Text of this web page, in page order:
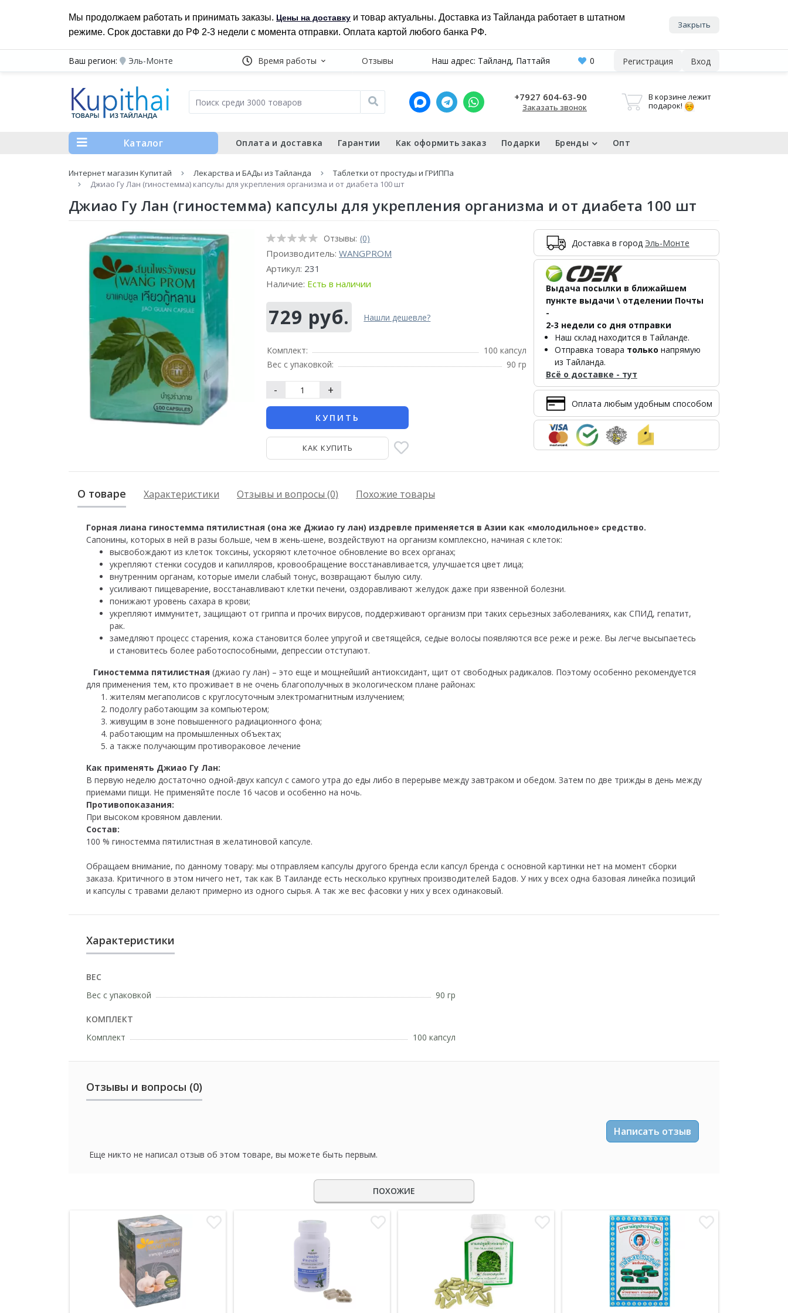
Мы продолжаем работать и принимать заказы. Цены на доставку и товар актуальны. Доставка из Тайланда работает в штатном
режиме. Срок доставки до РФ 2-3 недели с момента отправки. Оплата картой любого банка РФ.
Закрыть
Ваш регион: Эль-Монте Время работы Отзывы Наш адрес: Тайланд, Паттайя 0 Регистрация Вход
+7927 604-63-90
Заказать звонок
В корзине лежит
подарок!
Каталог Оплата и доставка Гарантии Как оформить заказ Подарки Бренды Опт
Интернет магазин Купитай Лекарства и БАДы из Тайланда
Таблетки от простуды и ГРИППа
Джиао Гу Лан (гиностемма) капсулы для укрепления организма и от диабета 100 шт
Джиао Гу Лан (гиностемма) капсулы для укрепления организма и от диабета 100 шт
Отзывы: (0)
Производитель:WANGPROM
Артикул: 231
Наличие: Есть в наличии
729 руб. Нашли дешевле?
Комплект:
100 капсул
Вес с упаковкой:
90 гр
- +
КУПИТЬ
КАК КУПИТЬ
Доставка в город Эль-Монте
Выдача посылки в ближайшем
пункте выдачи \ отделении Почты
-
2-3 недели со дня отправки
Наш склад находится в Тайланде.
Отправка товара только напрямую
из Тайланда.
Всё о доставке - тут
Оплата любым удобным способом
О товаре Характеристики Отзывы и вопросы (0) Похожие товары
Горная лиана гиностемма пятилистная (она же Джиао гу лан) издревле применяется в Азии как «молодильное» средство.
Сапонины, которых в ней в разы больше, чем в жень-шене, воздействуют на организм комплексно, начиная с клеток:
высвобождают из клеток токсины, ускоряют клеточное обновление во всех органах;
укрепляют стенки сосудов и капилляров, кровообращение восстанавливается, улучшается цвет лица;
внутренним органам, которые имели слабый тонус, возвращают былую силу.
усиливают пищеварение, восстанавливают клетки печени, оздоравливают желудок даже при язвенной болезни.
понижают уровень сахара в крови;
укрепляют иммунитет, защищают от гриппа и прочих вирусов, поддерживают организм при таких серьезных заболеваниях, как СПИД, гепатит,
рак.
замедляют процесс старения, кожа становится более упругой и светящейся, седые волосы появляются все реже и реже. Вы легче высыпаетесь
и становитесь более работоспособными, депрессии отступают.
Гиностемма пятилистная (джиао гу лан) – это еще и мощнейший антиоксидант, щит от свободных радикалов. Поэтому особенно рекомендуется
для применения тем, кто проживает в не очень благополучных в экологическом плане районах:
жителям мегаполисов с круглосуточным электромагнитным излучением;
подолгу работающим за компьютером;
живущим в зоне повышенного радиационного фона;
работающим на промышленных объектах;
а также получающим противораковое лечение
Как применять Джиао Гу Лан:
В первую неделю достаточно одной-двух капсул с самого утра до еды либо в перерыве между завтраком и обедом. Затем по две трижды в день между
приемами пищи. Не применяйте после 16 часов и особенно на ночь.
Противопоказания:
При высоком кровяном давлении.
Состав:
100 % гиностемма пятилистная в желатиновой капсуле.
Обращаем внимание, по данному товару: мы отправляем капсулы другого бренда если капсул бренда с основной картинки нет на момент сборки
заказа. Критичного в этом ничего нет, так как В Таиланде есть несколько крупных производителей Бадов. У них у всех одна базовая линейка позиций
и капсулы с травами делают примерно из одного сырья. А так же вес фасовки у них у всех одинаковый.
Характеристики
ВЕС
Вес с упаковкой
90 гр
КОМПЛЕКТ
Комплект
100 капсул
Отзывы и вопросы (0)
Написать отзыв
Еще никто не написал отзыв об этом товаре, вы можете быть первым.
ПОХОЖИЕ